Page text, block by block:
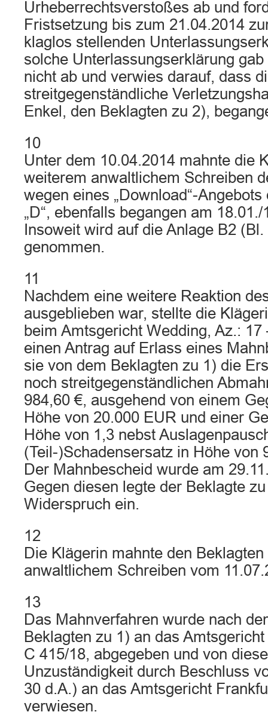
Urheberrechtsverstoßes ab und
Fristsetzung bis zum 21.04.2014
klaglos stellenden
solche Unterlassungserklärung
nicht ab und verwies darauf, dass
streitgegenständliche
Enkel, den Beklagten zu 2),
10
Unter dem 10.04.2014 mahnte die
weiterem anwaltlichem Schreiben
wegen eines „Download“-
„D“, ebenfalls begangen am
Insoweit wird auf die Anlage B2
genommen.
11
Nachdem eine weitere Reaktion
ausgeblieben war, stellte die
beim Amtsgericht Wedding, Az.: 17
einen Antrag auf Erlass eines
sie von dem Beklagten zu 1) die
noch streitgegenständlichen
984,60 €, ausgehend von einem
Höhe von 20.000 EUR und einer
Höhe von 1,3 nebst
(Teil-)Schadensersatz in Höhe von
Der Mahnbescheid wurde am
Gegen diesen legte der Beklagte
Widerspruch ein.
12
Die Klägerin mahnte den
anwaltlichem Schreiben vom
13
Das Mahnverfahren wurde nach
Beklagten zu 1) an das
C 415/18, abgegeben und von
Unzuständigkeit durch Beschluss
30 d.A.) an das Amtsgericht
verwiesen.